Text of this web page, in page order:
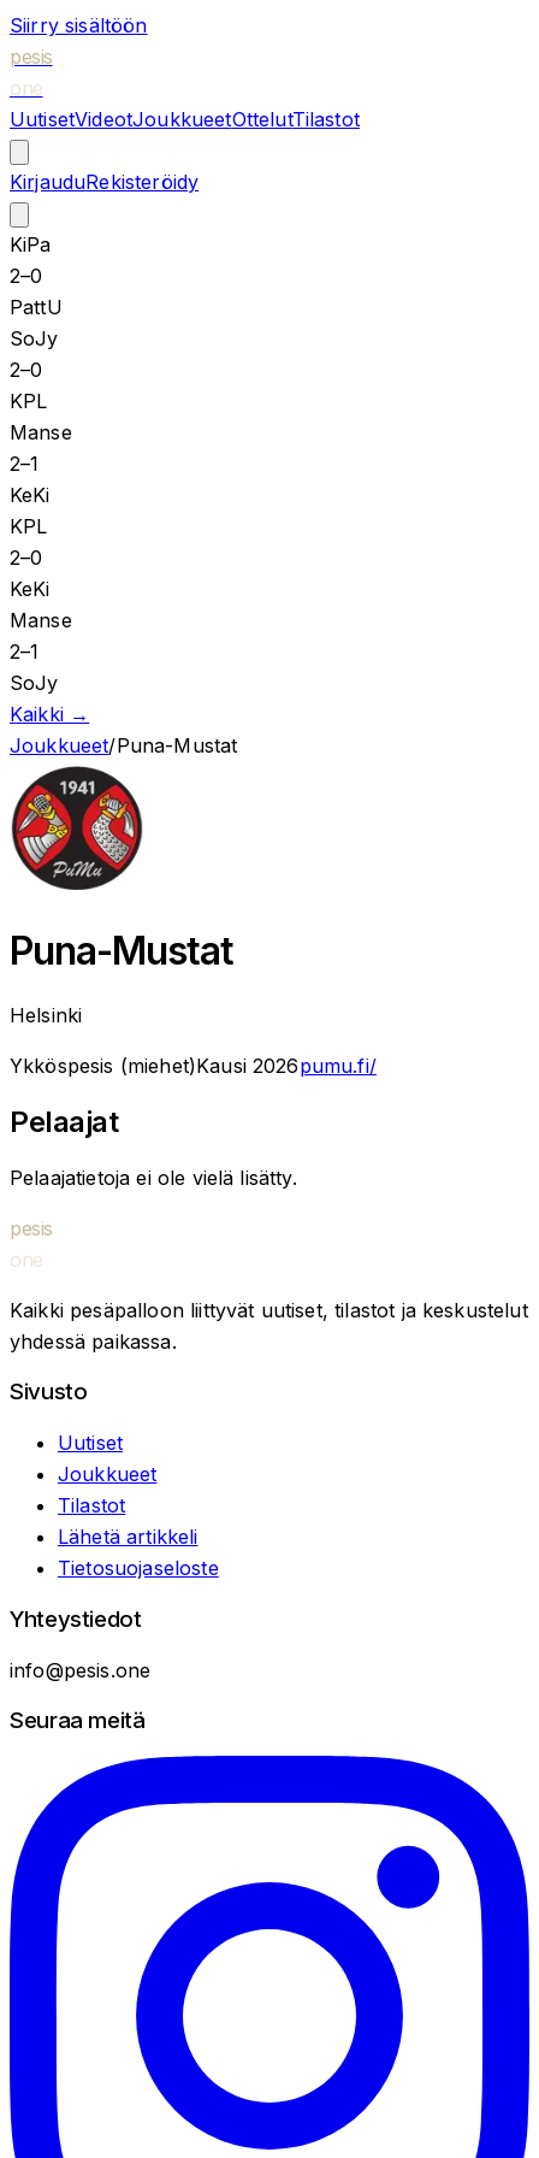
Siirry sisältöön
pesis
one
UutisetVideotJoukkueetOttelutTilastot
KirjauduRekisteröidy
KiPa
2–0
PattU
SoJy
2–0
KPL
Manse
2–1
KeKi
KPL
2–0
KeKi
Manse
2–1
SoJy
Kaikki →
Joukkueet/Puna-Mustat
Puna-Mustat
Helsinki
Ykköspesis (miehet)Kausi2026pumu.fi/
Pelaajat
Pelaajatietoja ei ole vielä lisätty.
pesis
one
Kaikki pesäpalloon liittyvät uutiset, tilastot ja keskustelut
yhdessä paikassa.
Sivusto
Uutiset
Joukkueet
Tilastot
Lähetä artikkeli
Tietosuojaseloste
Yhteystiedot
info@pesis.one
Seuraa meitä